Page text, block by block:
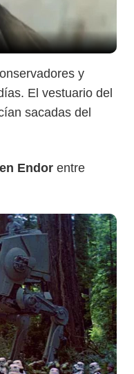
y
El vestuario del
sacadas del
Endor entre